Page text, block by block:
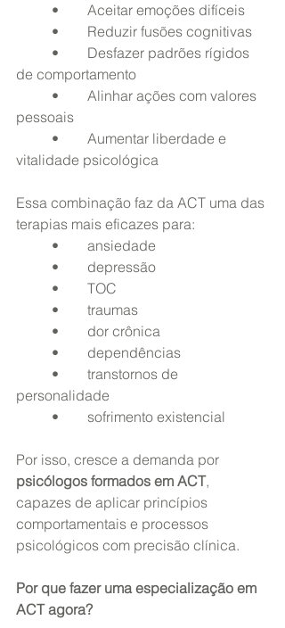
	•	Aceitar emoções difíceis
	•	Reduzir fusões cognitivas
de comportamento
pessoais
vitalidade psicológica
Essa combinação faz da ACT uma das
terapias mais eficazes para:
	•	ansiedade
	•	depressão
	•	TOC
	•	traumas
	•	dor crônica
	•	dependências
personalidade
	•	sofrimento existencial
Por isso, cresce a demanda por
psicólogos formados em ACT,
capazes de aplicar princípios
comportamentais e processos
psicológicos com precisão clínica.
Por que fazer uma especialização em
ACT agora?